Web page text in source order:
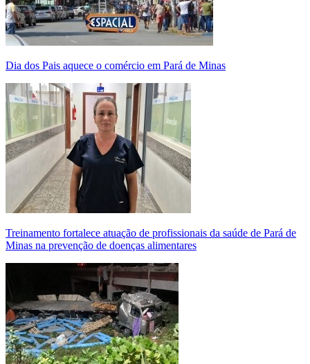
Dia dos Pais aquece o comércio em Pará de Minas
Treinamento fortalece atuação de profissionais da saúde de Pará de
Minas na prevenção de doenças alimentares